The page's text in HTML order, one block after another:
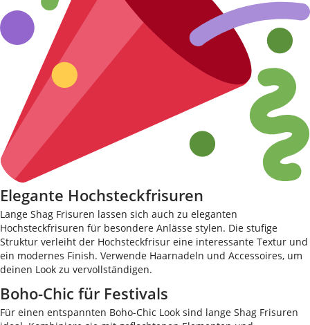
Elegante Hochsteckfrisuren
Lange Shag Frisuren lassen sich auch zu eleganten
Hochsteckfrisuren für besondere Anlässe stylen. Die stufige
Struktur verleiht der Hochsteckfrisur eine interessante Textur und
ein modernes Finish. Verwende Haarnadeln und Accessoires, um
deinen Look zu vervollständigen.
Boho-Chic für Festivals
Für einen entspannten Boho-Chic Look sind lange Shag Frisuren